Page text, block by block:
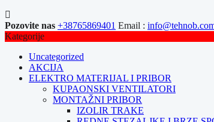
Pozovite nas +38765869401 Email :
Kategorije
Uncategorized
AKCIJA
ELEKTRO MATERIJAL I PRIBOR
KUPAONSKI VENTILATORI
MONTAŽNI PRIBOR
IZOLIR TRAKE